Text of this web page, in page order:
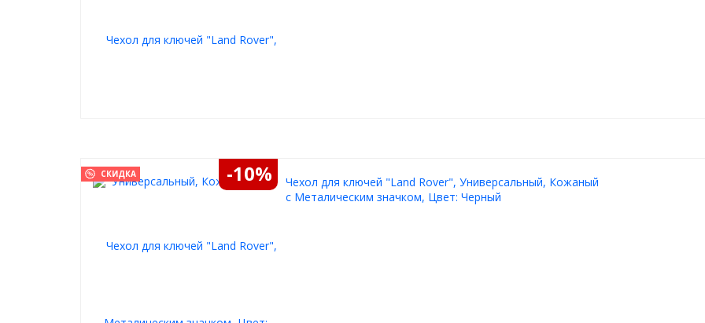
СКИДКА -10%
Чехол для ключей "Land Rover", Универсальный, Кожаный
с Металическим значком, Цвет: Черный